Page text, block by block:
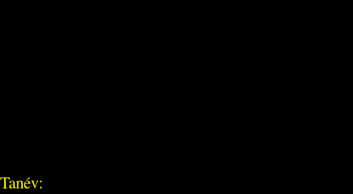
Tanév: